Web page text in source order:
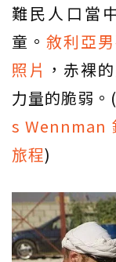
難民人口當
童。敘利亞
照片 ，赤裸
力量的脆弱。
s Wennman
旅程)